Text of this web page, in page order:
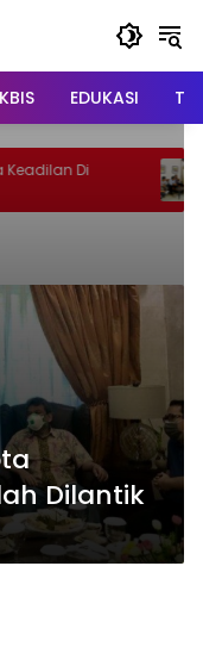
EDUKASI
Di
APR-
Dilantik